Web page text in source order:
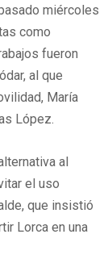
miércoles
como
fueron
al que
María
López.
al
el uso
que insistió
Lorca en una